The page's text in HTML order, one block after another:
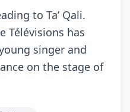
to Ta’ Qali.
Télévisions has
singer and
on the stage of